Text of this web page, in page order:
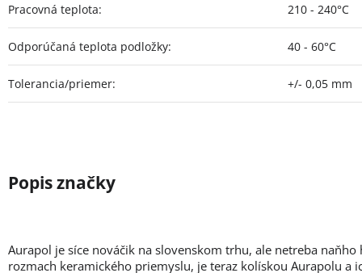
Pracovná teplota: 210 - 240°C
Odporúčaná teplota podložky: 40 - 60°C
Tolerancia/priemer: +/- 0,05 mm
Aurapol je síce nováčik na slovenskom trhu, ale netreba
rozmach keramického priemyslu, je teraz kolískou Aurapolu a